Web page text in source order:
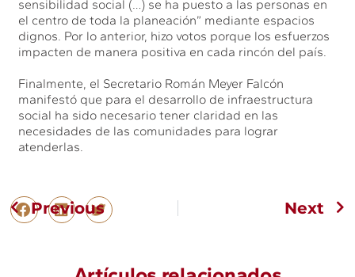
sensibilidad social (…) se ha puesto a las personas en
el centro de toda la planeación” mediante espacios
dignos. Por lo anterior, hizo votos porque los esfuerzos
impacten de manera positiva en cada rincón del país.
Finalmente, el Secretario Román Meyer Falcón
manifestó que para el desarrollo de infraestructura
social ha sido necesario tener claridad en las
necesidades de las comunidades para lograr
atenderlas.
Previous Next